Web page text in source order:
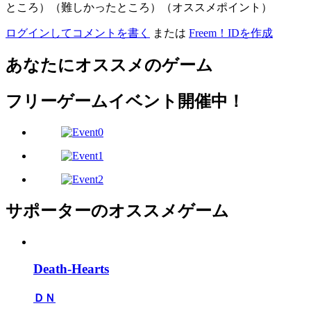
ところ）（難しかったところ）（オススメポイント）
ログインしてコメントを書く または Freem！IDを作成
あなたにオススメのゲーム
フリーゲームイベント開催中！
サポーターのオススメゲーム
Death-Hearts
ＤＮ